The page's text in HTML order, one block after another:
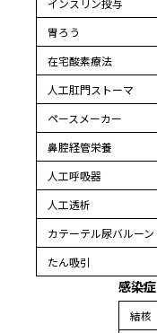
胃ろう
在宅酸素療法
人工肛門ストーマ
ペースメーカー
鼻腔経管栄養
人工呼吸器
人工透析
カテーテル尿バルーン
たん吸引
感染症
結核